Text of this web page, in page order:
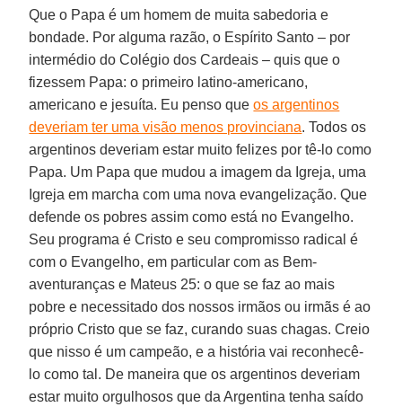
Que o Papa é um homem de muita sabedoria e
bondade. Por alguma razão, o Espírito Santo – por
intermédio do Colégio dos Cardeais – quis que o
fizessem Papa: o primeiro latino-americano,
americano e jesuíta. Eu penso queos argentinos
deveriam ter uma visão menos provinciana. Todos os
argentinos deveriam estar muito felizes por tê-lo como
Papa. Um Papa que mudou a imagem da Igreja, uma
Igreja em marcha com uma nova evangelização. Que
defende os pobres assim como está no Evangelho.
Seu programa é Cristo e seu compromisso radical é
com o Evangelho, em particular com as Bem-
aventuranças e Mateus 25: o que se faz ao mais
pobre e necessitado dos nossos irmãos ou irmãs é ao
próprio Cristo que se faz, curando suas chagas. Creio
que nisso é um campeão, e a história vai reconhecê-
lo como tal. De maneira que os argentinos deveriam
estar muito orgulhosos que da Argentina tenha saído